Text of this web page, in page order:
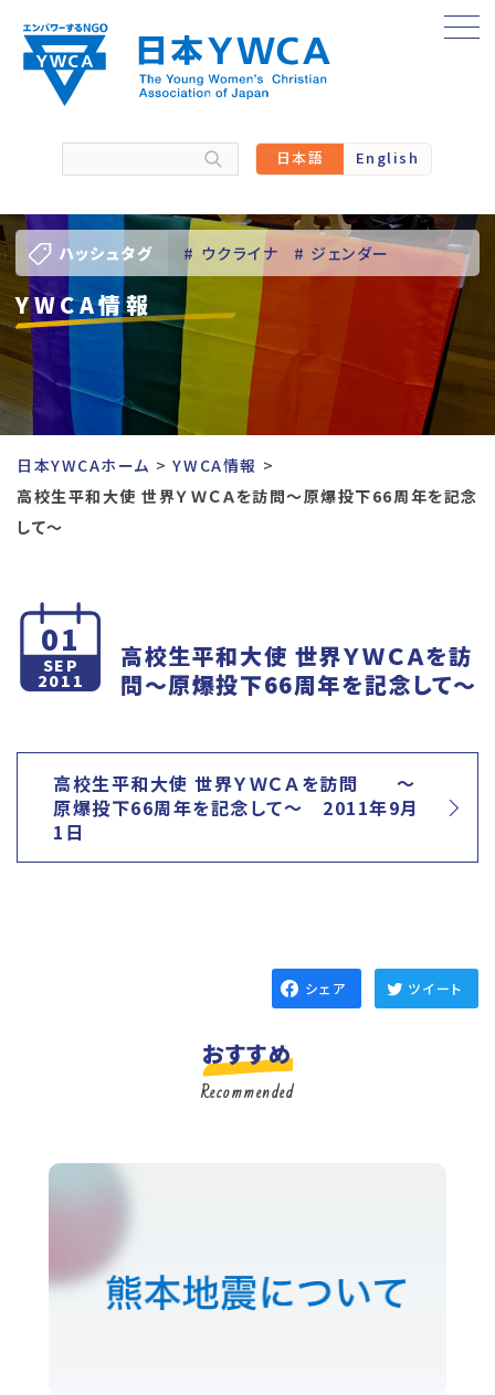
content
日本語 English
ハッシュタグ # ウクライナ # ジェンダー
# バーチャル訪問
# 人権 # 国際協力
# 地域YWCA
# 東日本大震災被災者支援
# 若い女性のリーダーシップ
YWCA情報
日本YWCAホーム
YWCA情報
高校生平和大使 世界ＹＷＣＡを訪問～原爆投下66周年を記念
して～
01
SEP
2011
高校生平和大使 世界ＹＷＣＡを訪
問～原爆投下66周年を記念して～
高校生平和大使 世界ＹＷＣＡを訪問 ～
原爆投下66周年を記念して～ 2011年9月
1日
シェア ツイート
おすすめ
Recommended